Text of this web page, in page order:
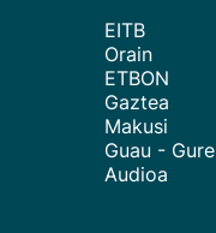
EITB
Orain
ETBON
Gaztea
Makusi
Guau - Gure
Audioa